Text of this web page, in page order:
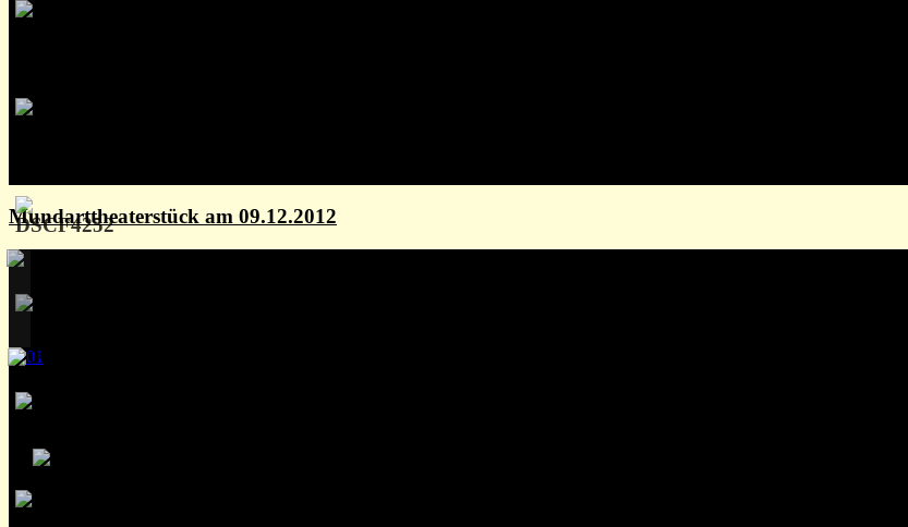
Mundarttheaterstück am 09.12.2012